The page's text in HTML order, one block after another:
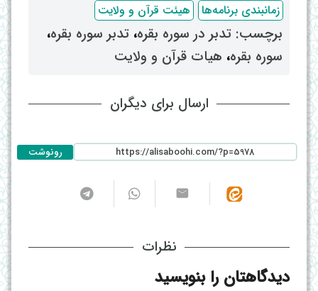
زمانبندی برنامه‌ها هیئت قرآن و ولایت
برچسب: ‌ تدبر در سوره بقره، ‌ تدبر سوره بقره،
سوره بقره، ‌ هیات قرآن و ولایت
ارسال برای دیگران
رونوشت
نظرات
دیدگاهتان را بنویسید